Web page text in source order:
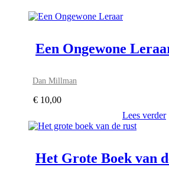
Een Ongewone
Dan Millman
€ 10,00
Lees verder
Het Grote Boek van